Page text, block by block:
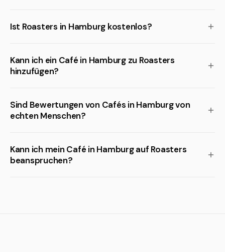
Ist Roasters in Hamburg kostenlos?
Kann ich ein Café in Hamburg zu Roasters
hinzufügen?
Sind Bewertungen von Cafés in Hamburg von
echten Menschen?
Kann ich mein Café in Hamburg auf Roasters
beanspruchen?